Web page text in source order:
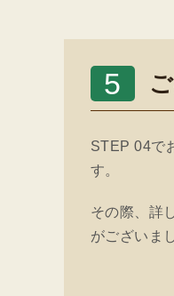
5
STEP 04で
す。
その際、詳
がございま